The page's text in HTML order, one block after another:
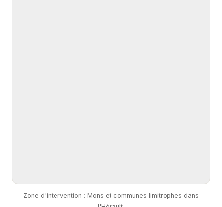
Zone d'intervention : Mons et communes limitrophes dans